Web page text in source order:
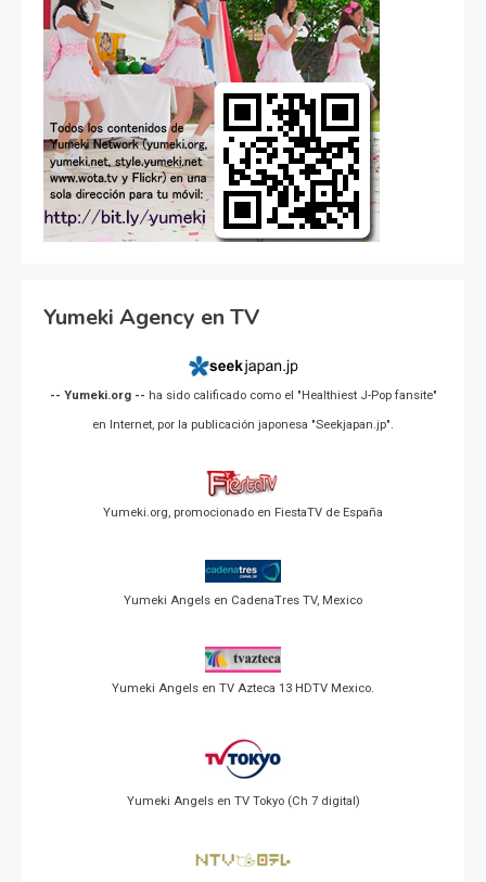
Yumeki Agency en TV
-- Yumeki.org -- ha sido calificado como el "Healthiest J-Pop fansite"
en Internet, por la publicación japonesa "Seekjapan.jp".
Yumeki.org, promocionado en FiestaTV de España
Yumeki Angels en CadenaTres TV, Mexico
Yumeki Angels en TV Azteca 13 HDTV Mexico.
Yumeki Angels en TV Tokyo (Ch 7 digital)